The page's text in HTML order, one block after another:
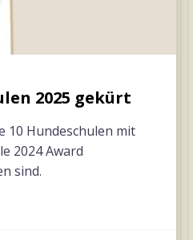
2025 gekürt
10 Hundeschulen mit
2024 Award
sind.